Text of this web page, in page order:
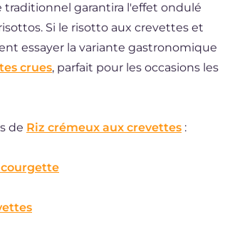
traditionnel garantira l'effet ondulé
Si le risotto aux crevettes et
essayer la variante gastronomique
crues, parfait pour les occasions les
de Riz crémeux aux crevettes :
courgette